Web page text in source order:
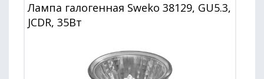
Лампа галогенная Sweko 38129, GU5.3,
JCDR, 35Вт